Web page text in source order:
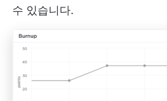
수 있습니다.